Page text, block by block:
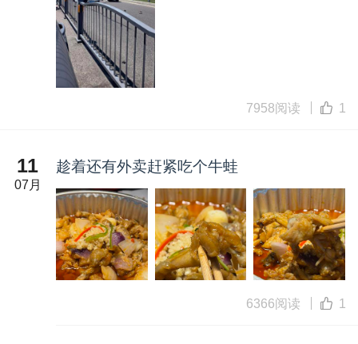
7958阅读 1
11
07月
趁着还有外卖赶紧吃个牛蛙
6366阅读 1